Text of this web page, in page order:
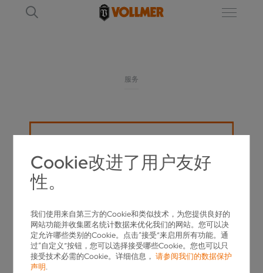
Cookie改进了用户友好
性。
我们使用来自第三方的Cookie和类似技术，为您提供良好的
网站功能并收集匿名统计数据来优化我们的网站。您可以决
定允许哪些类别的Cookie。点击“接受”来启用所有功能。通
过“自定义”按钮，您可以选择接受哪些Cookie。您也可以只
接受技术必需的Cookie。详细信息，请参阅我们的数据保护
声明.
服务